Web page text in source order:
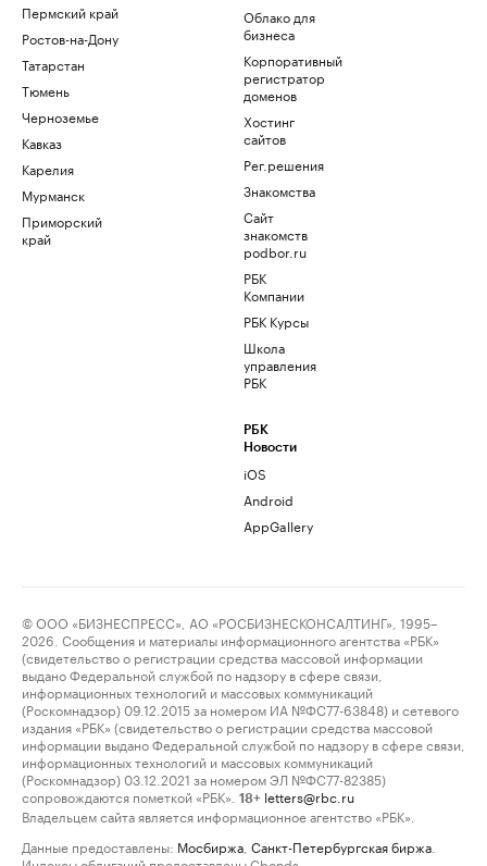
Пермский край
Ростов-на-Дону
Татарстан
Тюмень
Черноземье
Кавказ
Карелия
Мурманск
Приморский
край
Облако для
бизнеса
Корпоративный
регистратор
доменов
Хостинг
сайтов
Рег.решения
Знакомства
Сайт
знакомств
podbor.ru
РБК
Компании
РБК Курсы
Школа
управления
РБК
РБК
Новости
iOS
Android
AppGallery
© ООО «БИЗНЕСПРЕСС», АО «РОСБИЗНЕСКОНСАЛТИНГ», 1995–
2026. Сообщения и материалы информационного агентства «РБК»
(свидетельство о регистрации средства массовой информации
выдано Федеральной службой по надзору в сфере связи,
информационных технологий и массовых коммуникаций
(Роскомнадзор) 09.12.2015 за номером ИА №ФС77-63848) и сетевого
издания «РБК» (свидетельство о регистрации средства массовой
информации выдано Федеральной службой по надзору в сфере связи,
информационных технологий и массовых коммуникаций
(Роскомнадзор) 03.12.2021 за номером ЭЛ №ФС77-82385)
сопровождаются пометкой «РБК».
18+ letters@rbc.ru
Владельцем сайта является информационное агентство «РБК».
Данные предоставлены: Мосбиржа Санкт-Петербургская биржа